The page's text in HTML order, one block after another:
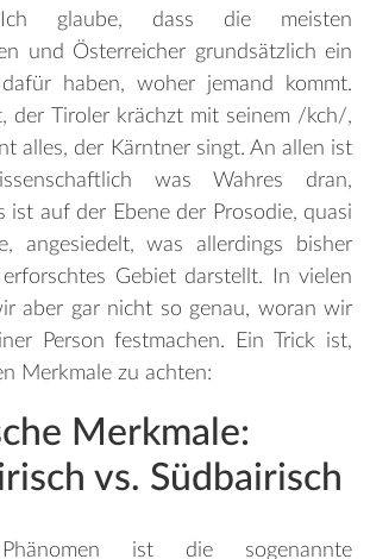
Ich glaube, dass die meisten
und Österreicher grundsätzlich ein
haben, woher jemand kommt.
der Tiroler krächzt mit seinem /kch/,
alles, der Kärntner singt. An allen ist
was Wahres dran,
ist auf der Ebene der Prosodie, quasi
angesiedelt, was allerdings bisher
Gebiet darstellt. In vielen
aber gar nicht so genau, woran wir
Person festmachen. Ein Trick ist,
Merkmale zu achten:
Merkmale:
vs. Südbairisch
ist die sogenannte